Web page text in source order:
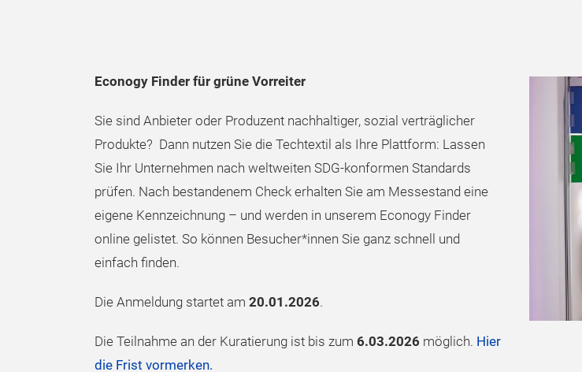
Econogy Finder für grüne Vorreiter
Sie sind Anbieter oder Produzent nachhaltiger, sozial verträglicher
Produkte? Dann nutzen Sie die Techtextil als Ihre Plattform: Lassen
Sie Ihr Unternehmen nach weltweiten SDG-konformen Standards
prüfen. Nach bestandenem Check erhalten Sie am Messestand eine
eigene Kennzeichnung – und werden in unserem Econogy Finder
online gelistet. So können Besucher*innen Sie ganz schnell und
einfach finden.
Die Anmeldung startet am 20.01.2026.
Die Teilnahme an der Kuratierung ist bis zum 6.03.2026 möglich. Hier
die Frist vormerken.